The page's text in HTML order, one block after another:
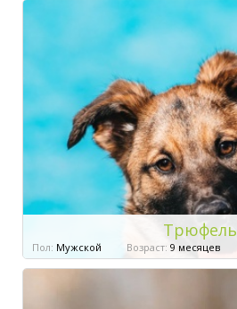
Трюфель
Пол: Мужской Возраст: 9 месяцев